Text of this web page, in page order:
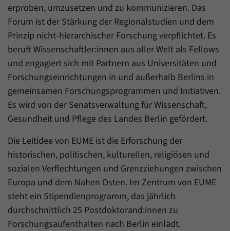
erproben, umzusetzen und zu kommunizieren. Das
Forum ist der Stärkung der Regionalstudien und dem
Prinzip nicht-hierarchischer Forschung verpflichtet. Es
beruft Wissenschaftler:innen aus aller Welt als Fellows
und engagiert sich mit Partnern aus Universitäten und
Forschungseinrichtungen in und außerhalb Berlins in
gemeinsamen Forschungsprogrammen und Initiativen.
Es wird von der Senatsverwaltung für Wissenschaft,
Gesundheit und Pflege des Landes Berlin gefördert.
Die Leitidee von EUME ist die Erforschung der
historischen, politischen, kulturellen, religiösen und
sozialen Verflechtungen und Grenzziehungen zwischen
Europa und dem Nahen Osten. Im Zentrum von EUME
steht ein Stipendienprogramm, das jährlich
durchschnittlich 25 Postdoktorand:innen zu
Forschungsaufenthalten nach Berlin einlädt.